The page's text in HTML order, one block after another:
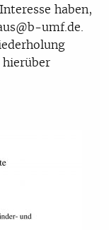
haben,
umf.de.